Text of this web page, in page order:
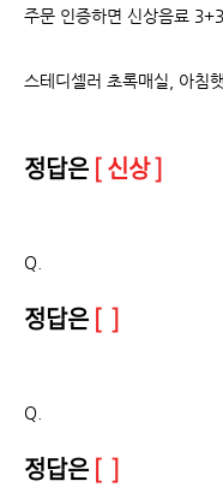
주문 인증하면 신상음료
스테디셀러 초록매실, 아침
정답은 [ 신상 ]
Q.
정답은 [ ]
Q.
정답은 [ ]